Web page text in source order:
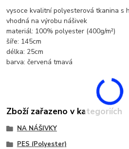
vysoce kvalitní polyesterová tkanina s
vhodná na výrobu nášivek
materiál: 100% polyester (400g/m²)
šíře: 145cm
délka: 25cm
barva: červená tmavá
Zboží zařazeno v kategoriích
NA NÁŠIVKY
PES (Polyester)